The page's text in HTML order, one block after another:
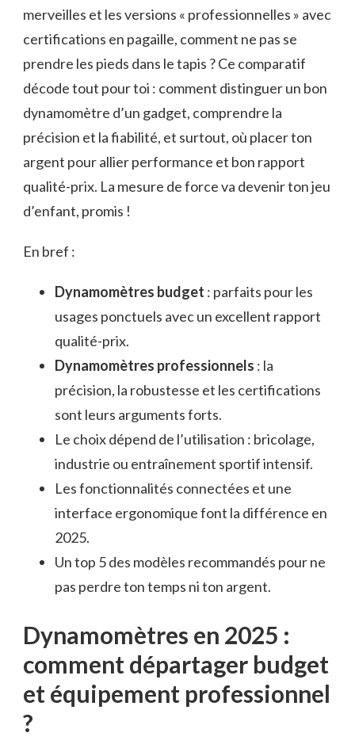
merveilles et les versions « professionnelles » avec
certifications en pagaille, comment ne pas se
prendre les pieds dans le tapis ? Ce comparatif
décode tout pour toi : comment distinguer un bon
dynamomètre d’un gadget, comprendre la
précision et la fiabilité, et surtout, où placer ton
argent pour allier performance et bon rapport
qualité-prix. La mesure de force va devenir ton jeu
d’enfant, promis !
En bref :
Dynamomètres budget : parfaits pour les
usages ponctuels avec un excellent rapport
qualité-prix.
Dynamomètres professionnels : la
précision, la robustesse et les certifications
sont leurs arguments forts.
Le choix dépend de l’utilisation : bricolage,
industrie ou entraînement sportif intensif.
Les fonctionnalités connectées et une
interface ergonomique font la différence en
2025.
Un top 5 des modèles recommandés pour ne
pas perdre ton temps ni ton argent.
Dynamomètres en 2025 :
comment départager budget
et équipement professionnel
?